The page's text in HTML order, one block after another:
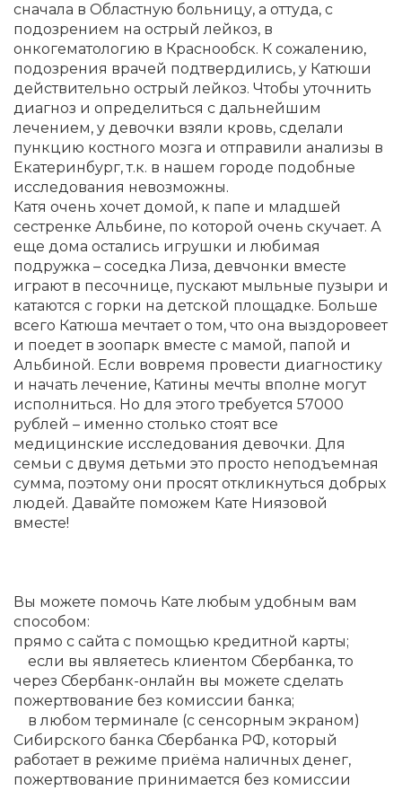
сначала в Областную больницу, а оттуда, с
подозрением на острый лейкоз, в
онкогематологию в Краснообск. К сожалению,
подозрения врачей подтвердились, у Катюши
действительно острый лейкоз. Чтобы уточнить
диагноз и определиться с дальнейшим
лечением, у девочки взяли кровь, сделали
пункцию костного мозга и отправили анализы в
Екатеринбург, т.к. в нашем городе подобные
исследования невозможны.
Катя очень хочет домой, к папе и младшей
сестренке Альбине, по которой очень скучает. А
еще дома остались игрушки и любимая
подружка – соседка Лиза, девчонки вместе
играют в песочнице, пускают мыльные пузыри и
катаются с горки на детской площадке. Больше
всего Катюша мечтает о том, что она выздоровеет
и поедет в зоопарк вместе с мамой, папой и
Альбиной. Если вовремя провести диагностику
и начать лечение, Катины мечты вполне могут
исполниться. Но для этого требуется 57000
рублей – именно столько стоят все
медицинские исследования девочки. Для
семьи с двумя детьми это просто неподъемная
сумма, поэтому они просят откликнуться добрых
людей. Давайте поможем Кате Ниязовой
вместе!
Вы можете помочь Кате любым удобным вам
способом:
прямо с сайта с помощью кредитной карты;
если вы являетесь клиентом Сбербанка, то
через Сбербанк-онлайн вы можете сделать
пожертвование без комиссии банка;
в любом терминале (с сенсорным экраном)
Сибирского банка Сбербанка РФ, который
работает в режиме приёма наличных денег,
пожертвование принимается без комиссии